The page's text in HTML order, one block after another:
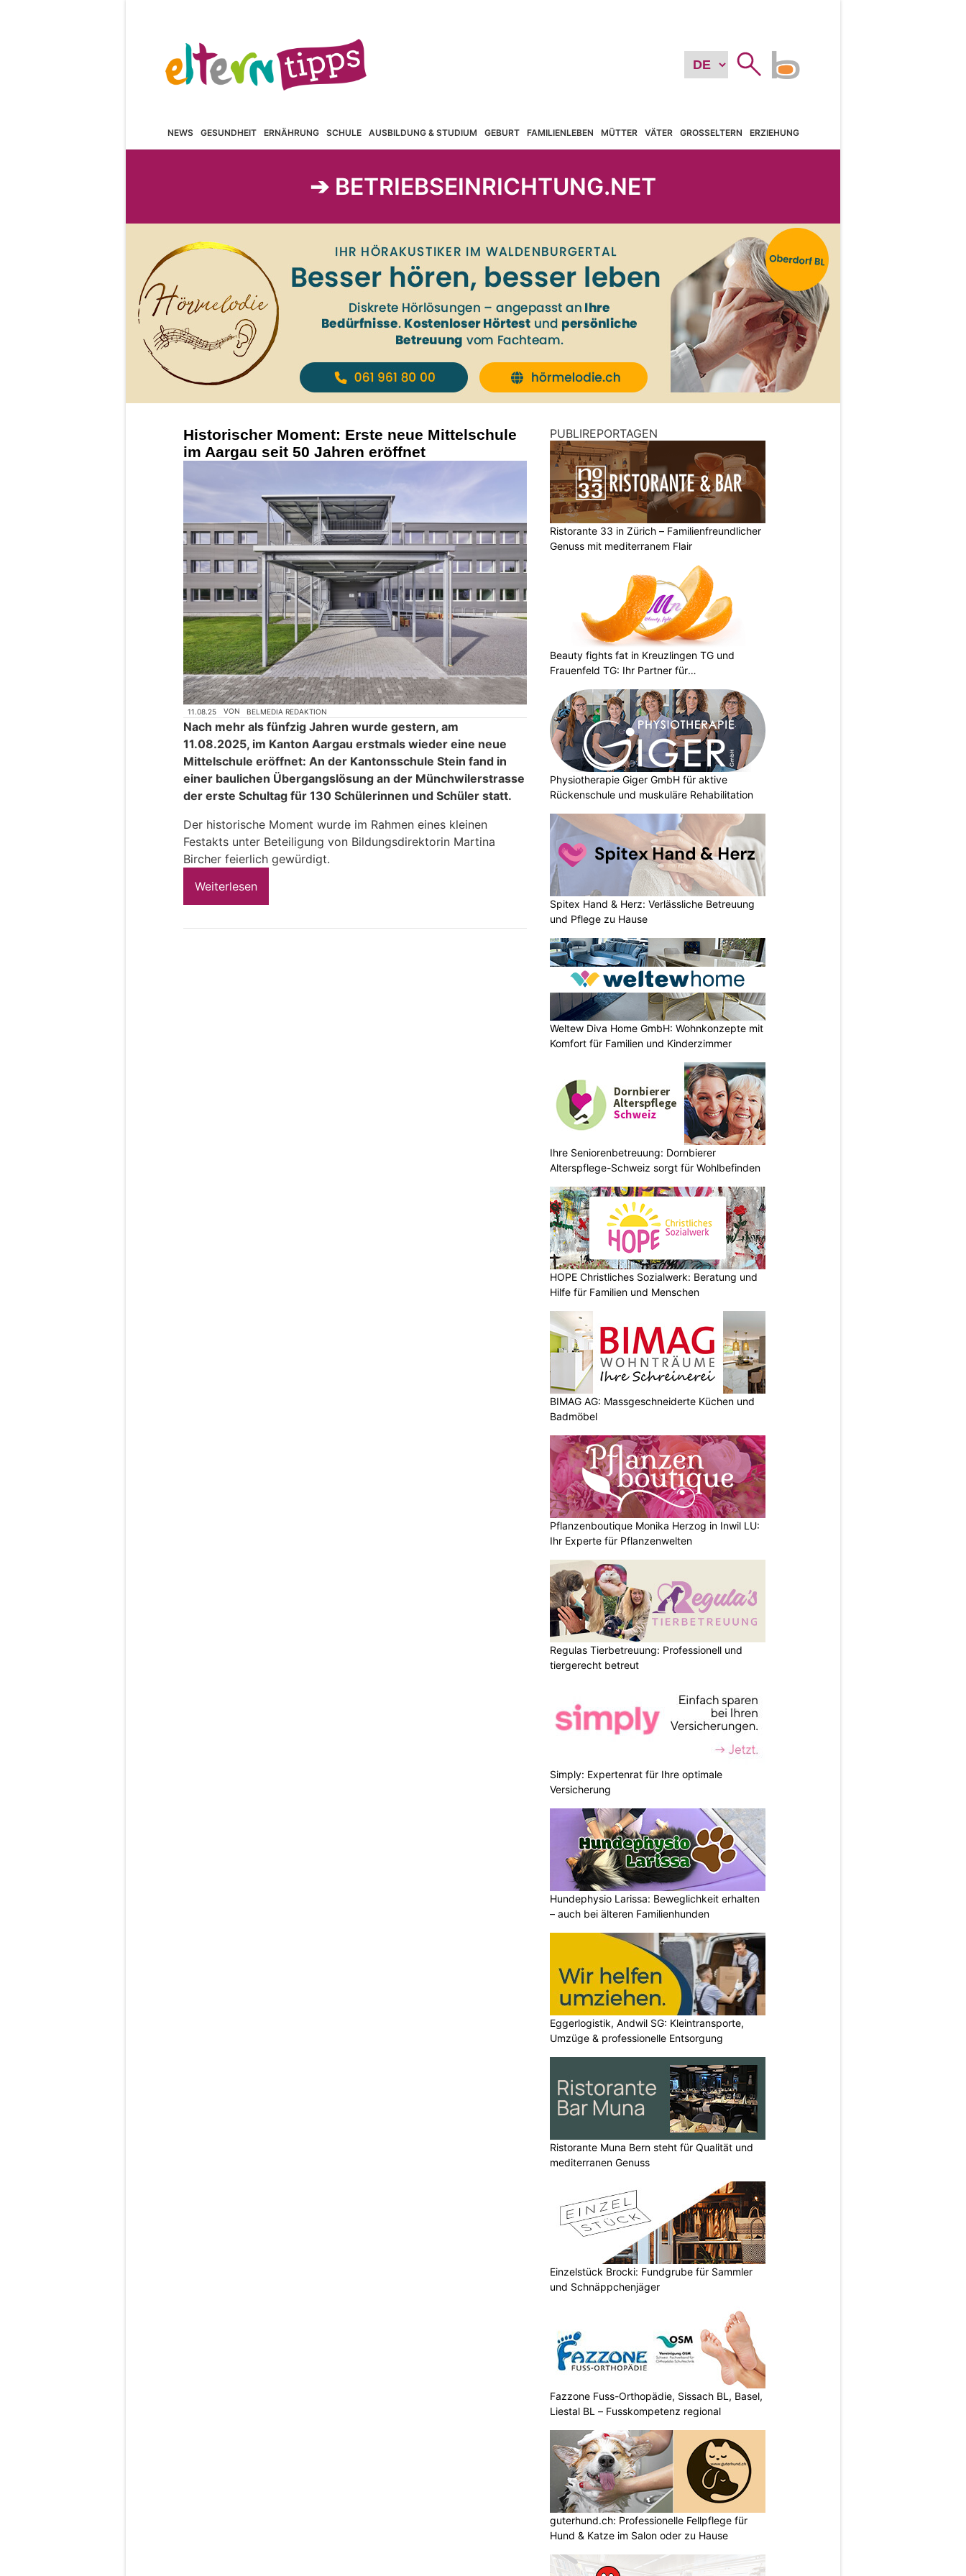
NEWS GESUNDHEIT ERNÄHRUNG SCHULE AUSBILDUNG & STUDIUM GEBURT FAMILIENLEBEN MÜTTER VÄTER GROSSELTERN ERZIEHUNG
➔ BETRIEBSEINRICHTUNG.NET
Historischer Moment: Erste neue Mittelschule
im Aargau seit 50 Jahren eröffnet
11.08.25 VON BELMEDIA REDAKTION
Nach mehr als fünfzig Jahren wurde gestern, am
11.08.2025, im Kanton Aargau erstmals wieder eine neue
Mittelschule eröffnet: An der Kantonsschule Stein fand in
einer baulichen Übergangslösung an der Münchwilerstrasse
der erste Schultag für 130 Schülerinnen und Schüler statt.
Der historische Moment wurde im Rahmen eines kleinen
Festakts unter Beteiligung von Bildungsdirektorin Martina
Bircher feierlich gewürdigt.
Weiterlesen
PUBLIREPORTAGEN
Ristorante 33 in Zürich – Familienfreundlicher
Genuss mit mediterranem Flair
Beauty fights fat in Kreuzlingen TG und
Frauenfeld TG: Ihr Partner für
Physiotherapie Giger GmbH für aktive
Rückenschule und muskuläre Rehabilitation
Spitex Hand & Herz: Verlässliche Betreuung
und Pflege zu Hause
Weltew Diva Home GmbH: Wohnkonzepte mit
Komfort für Familien und Kinderzimmer
Ihre Seniorenbetreuung: Dornbierer
Alterspflege-Schweiz sorgt für Wohlbefinden
HOPE Christliches Sozialwerk: Beratung und
Hilfe für Familien und Menschen
BIMAG AG: Massgeschneiderte Küchen und
Badmöbel
Pflanzenboutique Monika Herzog in Inwil LU:
Ihr Experte für Pflanzenwelten
Regulas Tierbetreuung: Professionell und
tiergerecht betreut
Simply: Expertenrat für Ihre optimale
Versicherung
Hundephysio Larissa: Beweglichkeit erhalten
– auch bei älteren Familienhunden
Eggerlogistik, Andwil SG: Kleintransporte,
Umzüge & professionelle Entsorgung
Ristorante Muna Bern steht für Qualität und
mediterranen Genuss
Einzelstück Brocki: Fundgrube für Sammler
und Schnäppchenjäger
Fazzone Fuss-Orthopädie, Sissach BL, Basel,
Liestal BL – Fusskompetenz regional
guterhund.ch: Professionelle Fellpflege für
Hund & Katze im Salon oder zu Hause